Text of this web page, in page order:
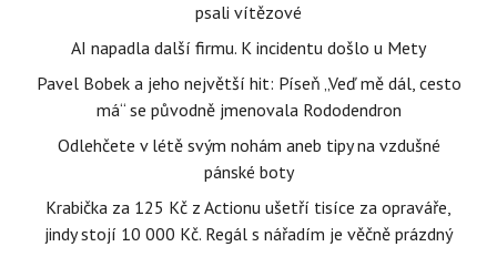
psali vítězové
AI napadla další firmu. K incidentu došlo u Mety
Pavel Bobek a jeho největší hit: Píseň „Veď mě dál, cesto
má“ se původně jmenovala Rododendron
Odlehčete v létě svým nohám aneb tipy na vzdušné
pánské boty
Krabička za 125 Kč z Actionu ušetří tisíce za opraváře,
jindy stojí 10 000 Kč. Regál s nářadím je věčně prázdný